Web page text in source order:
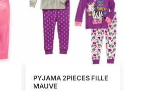
PYJAMA 2PIECES FILLE
MAUVE